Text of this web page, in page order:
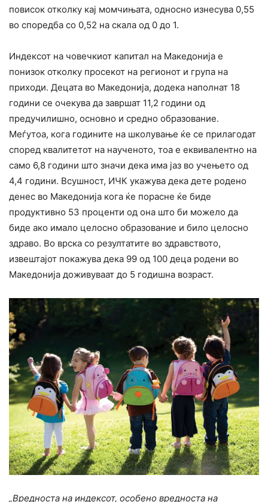
повисок отколку кај момчињата, односно изнесува 0,55
во споредба со 0,52 на скала од 0 до 1.
Индексот на човечкиот капитал на Македонија е
понизок отколку просекот на регионот и група на
приходи. Децата во Македонија, додека наполнат 18
години се очекува да завршат 11,2 години од
предучилишно, основно и средно образование.
Меѓутоа, кога годините на школување ќе се прилагодат
според квалитетот на наученото, тоа е еквивалентно на
само 6,8 години што значи дека има јаз во учењето од
4,4 години. Всушност, ИЧК укажува дека дете родено
денес во Македонија кога ќе порасне ќе биде
продуктивно 53 проценти од она што би можело да
биде ако имало целосно образование и било целосно
здраво. Во врска со резултатите во здравството,
извештајот покажува дека 99 од 100 деца родени во
Македонија доживуваат до 5 годишна возраст.
„Вредноста на индексот, особено вредноста на